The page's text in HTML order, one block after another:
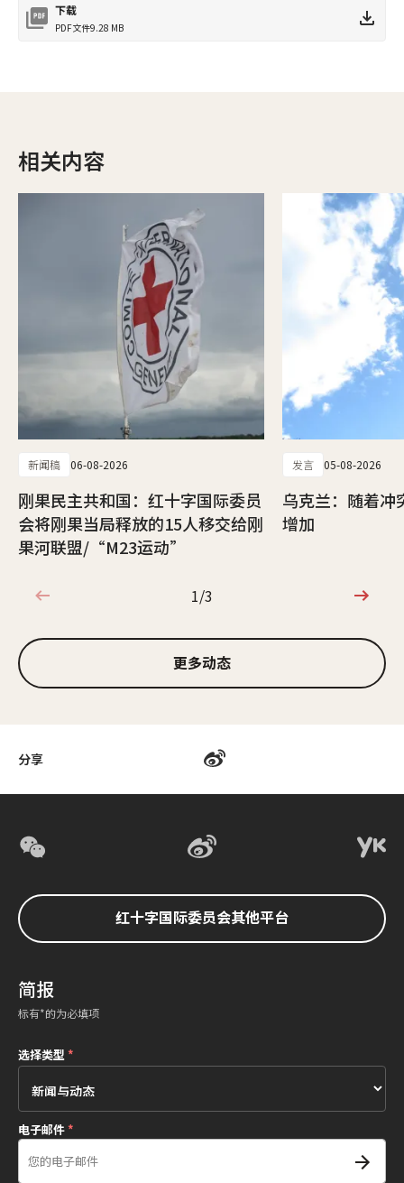
分享
下载
PDF文件9.28 MB
相关内容
新闻稿 06-08-2026
刚果民主共和国：红十字国际委员
会将刚果当局释放的15人移交给刚
果河联盟/“M23运动”
发言 05-08-2026
乌克兰：随着冲
增加
1/3
1/3
更多动态
红十字国际委员会其他平台
简报
标有*的为必填项
选择类型 *
电子邮件*